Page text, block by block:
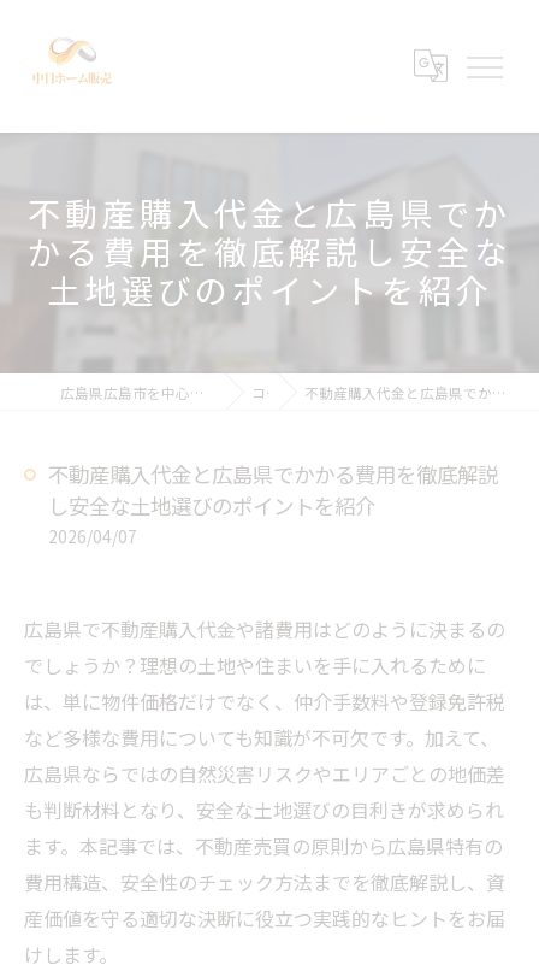
不動産購入代金と広島県でか
かる費用を徹底解説し安全な
土地選びのポイントを紹介
広島県広島市を中心の不動産売買なら中日ホーム販売有限会社 コラム 不動産購入代金と広島県でかかる費用を徹底解説し安全な土地選びのポイントを紹介
不動産購入代金と広島県でかかる費用を徹底解説
し安全な土地選びのポイントを紹介
2026/04/07
広島県で不動産購入代金や諸費用はどのように決まるの
でしょうか？理想の土地や住まいを手に入れるために
は、単に物件価格だけでなく、仲介手数料や登録免許税
など多様な費用についても知識が不可欠です。加えて、
広島県ならではの自然災害リスクやエリアごとの地価差
も判断材料となり、安全な土地選びの目利きが求められ
ます。本記事では、不動産売買の原則から広島県特有の
費用構造、安全性のチェック方法までを徹底解説し、資
産価値を守る適切な決断に役立つ実践的なヒントをお届
けします。